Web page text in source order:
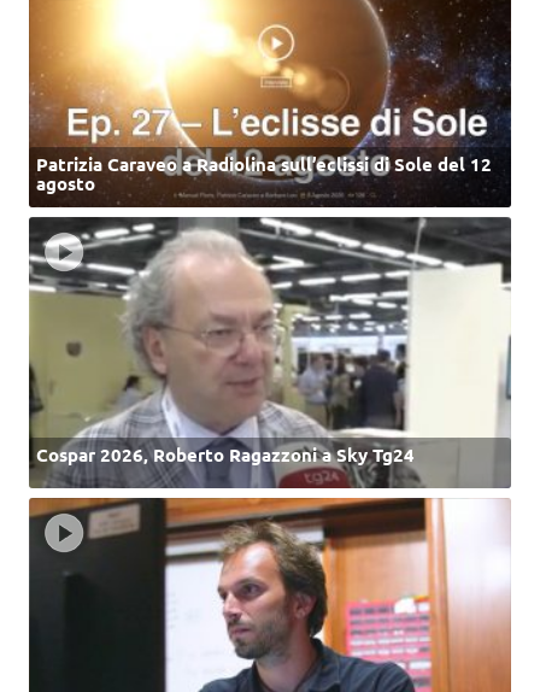
Patrizia Caraveo a Radiolina sull’eclissi di Sole del 12
agosto
Cospar 2026, Roberto Ragazzoni a Sky Tg24